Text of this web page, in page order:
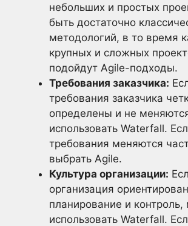
небольших и простых
быть достаточно
методологий, в то время
крупных и сложных
подойдут Agile-подходы.
Требования заказчика:
требования заказчика
определены и не
использовать Waterfall.
требования меняются
выбрать Agile.
Культура организации:
организация
планирование и
использовать Waterfall.